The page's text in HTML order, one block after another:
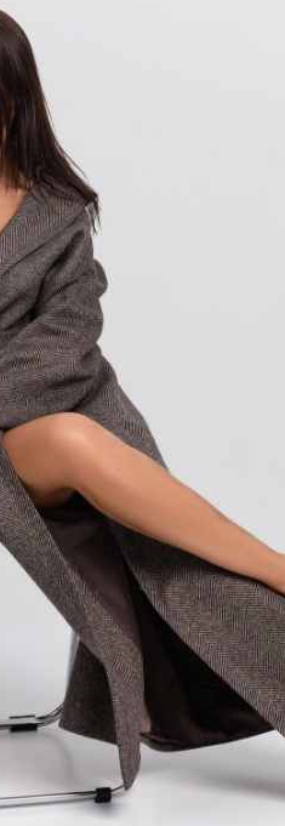
"Madame"
р.